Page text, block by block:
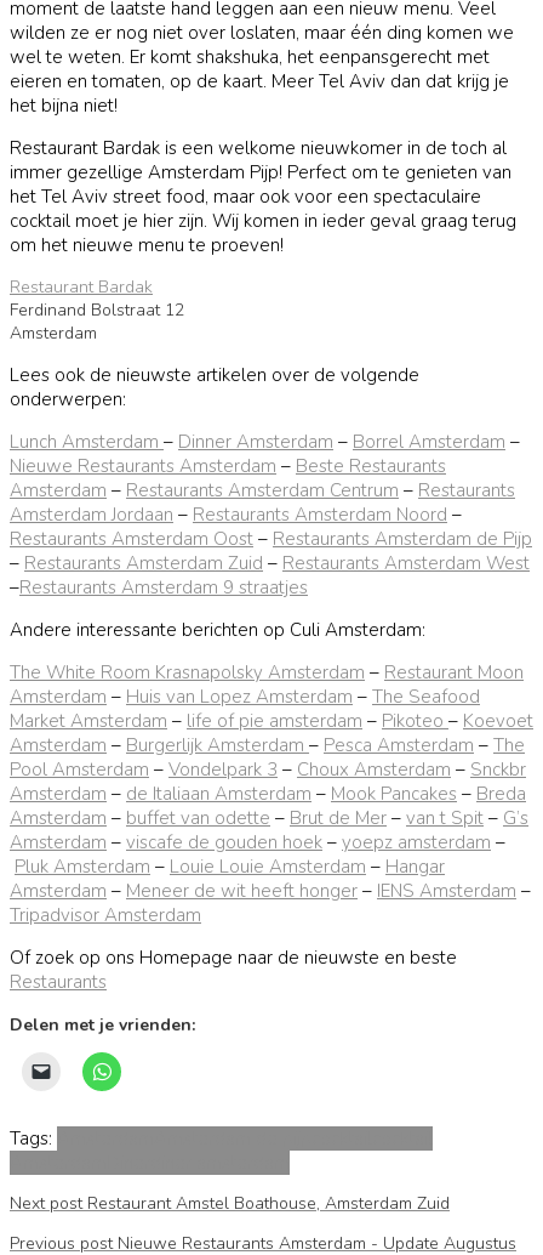
moment de laatste hand leggen aan een nieuw menu. Veel
wilden ze er nog niet over loslaten, maar één ding komen we
wel te weten. Er komt shakshuka, het eenpansgerecht met
eieren en tomaten, op de kaart. Meer Tel Aviv dan dat krijg je
het bijna niet!
Restaurant Bardak is een welkome nieuwkomer in de toch al
immer gezellige Amsterdam Pijp! Perfect om te genieten van
het Tel Aviv street food, maar ook voor een spectaculaire
cocktail moet je hier zijn. Wij komen in ieder geval graag terug
om het nieuwe menu te proeven!
Restaurant Bardak
Ferdinand Bolstraat 12
Amsterdam
Lees ook de nieuwste artikelen over de volgende
onderwerpen:
Lunch Amsterdam – Dinner Amsterdam – Borrel Amsterdam –
Nieuwe Restaurants Amsterdam – Beste Restaurants
Amsterdam – Restaurants Amsterdam Centrum – Restaurants
Amsterdam Jordaan – Restaurants Amsterdam Noord –
Restaurants Amsterdam Oost – Restaurants Amsterdam de Pijp
– Restaurants Amsterdam Zuid – Restaurants Amsterdam West
–Restaurants Amsterdam 9 straatjes
Andere interessante berichten op Culi Amsterdam:
The White Room Krasnapolsky Amsterdam – Restaurant Moon
Amsterdam – Huis van Lopez Amsterdam – The Seafood
Market Amsterdam – life of pie amsterdam – Pikoteo – Koevoet
Amsterdam – Burgerlijk Amsterdam – Pesca Amsterdam – The
Pool Amsterdam – Vondelpark 3 – Choux Amsterdam – Snckbr
Amsterdam – de Italiaan Amsterdam – Mook Pancakes – Breda
Amsterdam – buffet van odette – Brut de Mer – van t Spit – G’s
Amsterdam – viscafe de gouden hoek – yoepz amsterdam –
Pluk Amsterdam – Louie Louie Amsterdam – Hangar
Amsterdam – Meneer de wit heeft honger – IENS Amsterdam –
Tripadvisor Amsterdam
Of zoek op ons Homepage naar de nieuwste en beste
Restaurants
Delen met je vrienden:
Tags:
Next postRestaurant Amstel Boathouse, Amsterdam Zuid
Previous postNieuwe Restaurants Amsterdam - Update Augustus